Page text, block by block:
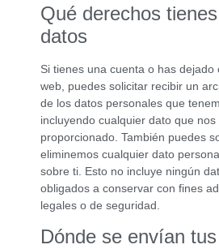
Qué derechos
datos
Si tienes una cuenta o has dejado
web, puedes solicitar recibir un
de los datos personales que
incluyendo cualquier dato que nos
proporcionado. También puedes
eliminemos cualquier dato
sobre ti. Esto no incluye ningún
obligados a conservar con fines
legales o de seguridad.
Dónde se envían